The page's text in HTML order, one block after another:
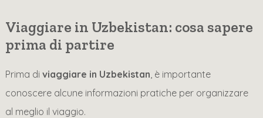
Viaggiare in Uzbekistan: cosa sapere
prima di partire
Prima di viaggiare in Uzbekistan , è importante
conoscere alcune informazioni pratiche per organizzare
al meglio il viaggio.